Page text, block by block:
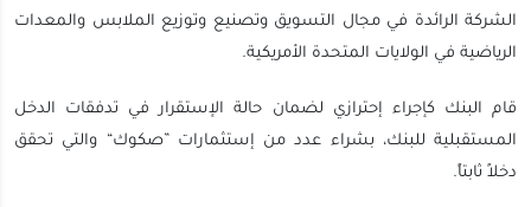
الشركة الرائدة في مجال التسويق وتصنيع وتوزيع الملابس والمعدات
الرياضية في الولايات المتحدة الأمريكية.
قام البنك كإجراء إحترازي لضمان حالة الإستقرار في تدفقات الدخل
المستقبلية للبنك، بشراء عدد من إستثمارات ”صكوك“ والتي تحقق
دخلاً ثابتاً.